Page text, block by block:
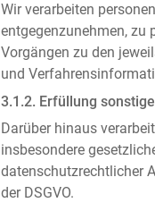
Wir verarbeiten
entgegenzunehmen, zu
Vorgängen zu den
und
3.1.2. Erfüllung
Darüber hinaus
insbesondere
datenschutzrechtlicher
der DSGVO.